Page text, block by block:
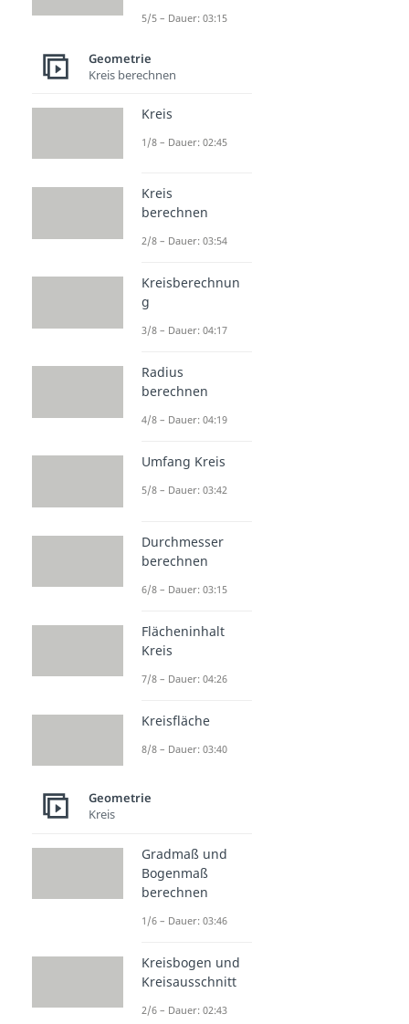
5/5 – Dauer: 03:15
Geometrie
Kreis berechnen
Kreis
1/8 – Dauer: 02:45
Kreis
berechnen
2/8 – Dauer: 03:54
Kreisberechnun
g
3/8 – Dauer: 04:17
Radius
berechnen
4/8 – Dauer: 04:19
Umfang Kreis
5/8 – Dauer: 03:42
Durchmesser
berechnen
6/8 – Dauer: 03:15
Flächeninhalt
Kreis
7/8 – Dauer: 04:26
Kreisfläche
8/8 – Dauer: 03:40
Geometrie
Kreis
Gradmaß und
Bogenmaß
berechnen
1/6 – Dauer: 03:46
Kreisbogen und
Kreisausschnitt
2/6 – Dauer: 02:43